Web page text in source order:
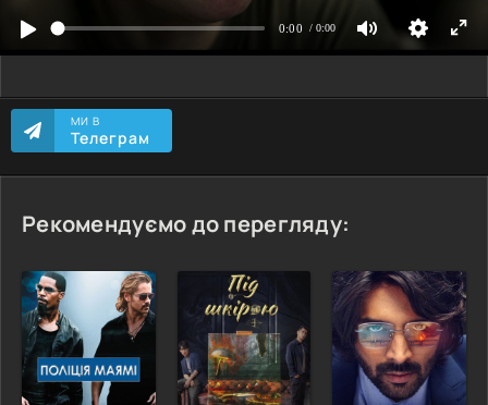
МИ В
Телеграм
Рекомендуємо до перегляду: